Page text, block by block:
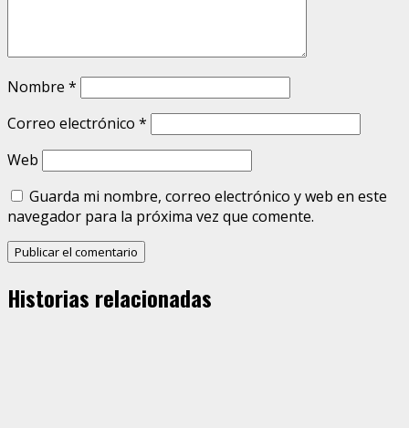
Nombre *
Correo electrónico *
Web
Guarda mi nombre, correo electrónico y web en este
navegador para la próxima vez que comente.
Historias relacionadas